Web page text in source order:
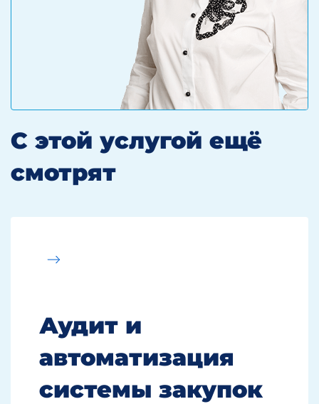
С этой услугой ещё
смотрят
Аудит и
автоматизация
системы закупок